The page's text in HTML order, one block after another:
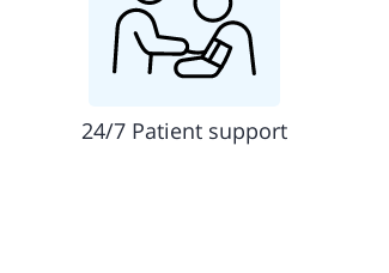
24/7 Patient support